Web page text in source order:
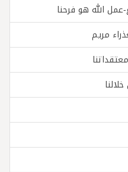
عمل الله هو فرحنا
مريم